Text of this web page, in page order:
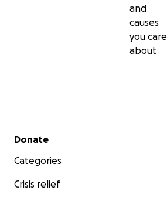
and
causes
you care
about
Secondary menu
Donate
Categories
Crisis relief